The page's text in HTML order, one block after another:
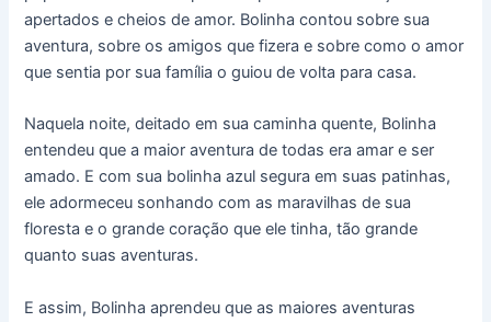
apertados e cheios de amor. Bolinha contou sobre sua
aventura, sobre os amigos que fizera e sobre como o amor
que sentia por sua família o guiou de volta para casa.
Naquela noite, deitado em sua caminha quente, Bolinha
entendeu que a maior aventura de todas era amar e ser
amado. E com sua bolinha azul segura em suas patinhas,
ele adormeceu sonhando com as maravilhas de sua
floresta e o grande coração que ele tinha, tão grande
quanto suas aventuras.
E assim, Bolinha aprendeu que as maiores aventuras